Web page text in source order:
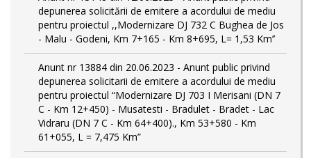
depunerea solicitării de emitere a acordului de mediu
pentru proiectul ,,Modernizare DJ 732 C Bughea de Jos
- Malu - Godeni, Km 7+165 - Km 8+695, L= 1,53 Km’’
Anunt nr 13884 din 20.06.2023 - Anunt public privind
depunerea solicitarii de emitere a acordului de mediu
pentru proiectul “Modernizare DJ 703 I Merisani (DN 7
C - Km 12+450) - Musatesti - Bradulet - Bradet - Lac
Vidraru (DN 7 C - Km 64+400)., Km 53+580 - Km
61+055, L = 7,475 Km”